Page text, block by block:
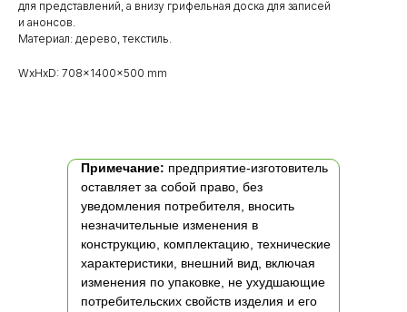
для представлений, а внизу грифельная доска для записей
и анонсов.
Материал: дерево, текстиль.
WxHxD: 708x1400x500 mm
Примечание: предприятие-изготовитель
оставляет за собой право, без
уведомления потребителя, вносить
незначительные изменения в
конструкцию, комплектацию, технические
характеристики, внешний вид, включая
изменения по упаковке, не ухудшающие
потребительских свойств изделия и его